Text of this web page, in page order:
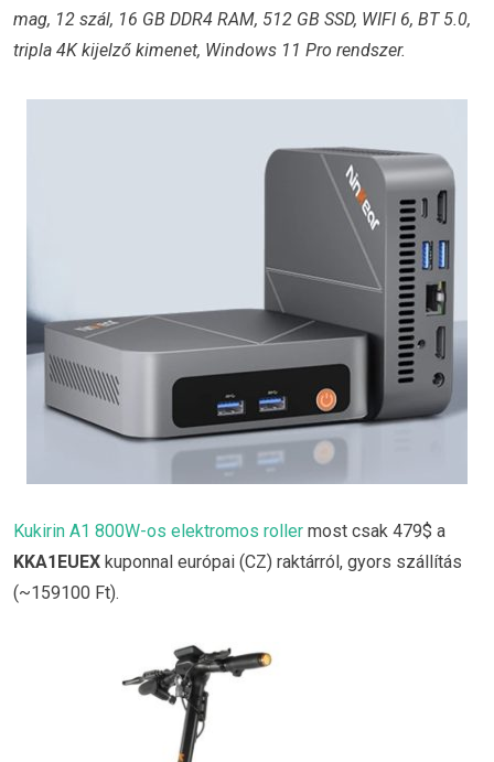
mag, 12 szál, 16 GB DDR4 RAM, 512 GB SSD, WIFI 6, BT 5.0,
tripla 4K kijelző kimenet, Windows 11 Pro rendszer.
Kukirin A1 800W-os elektromos roller most csak 479$ a
KKA1EUEX kuponnal európai (CZ) raktárról, gyors szállítás
(~159100 Ft).